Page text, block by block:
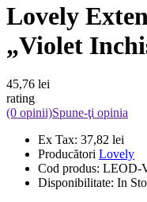
Lovely
„Violet
45,76 lei
rating
(0 opinii)Spune-ţi opinia
Ex Tax: 37,82 lei
Producători Lovely
Cod produs: LEOD-
Disponibilitate: In